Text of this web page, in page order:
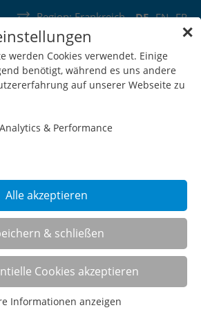
DE EN FR
Region: Frankreich
Österreich Belgien Frankreich
Wallonie
SHOP
wie CNC-
CNC-Schubladenrahmen und
machen die Werkbänke zu
✕
werden Cookies verwendet. Einige
benötigt, während es uns andere
auf unserer Webseite zu
Analytics & Performance
Alle akzeptieren
& schließen
Cookies akzeptieren
Informationen anzeigen